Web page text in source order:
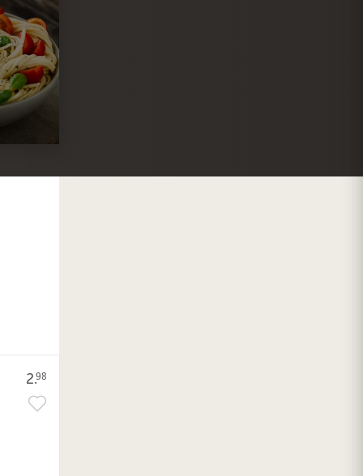
2.98